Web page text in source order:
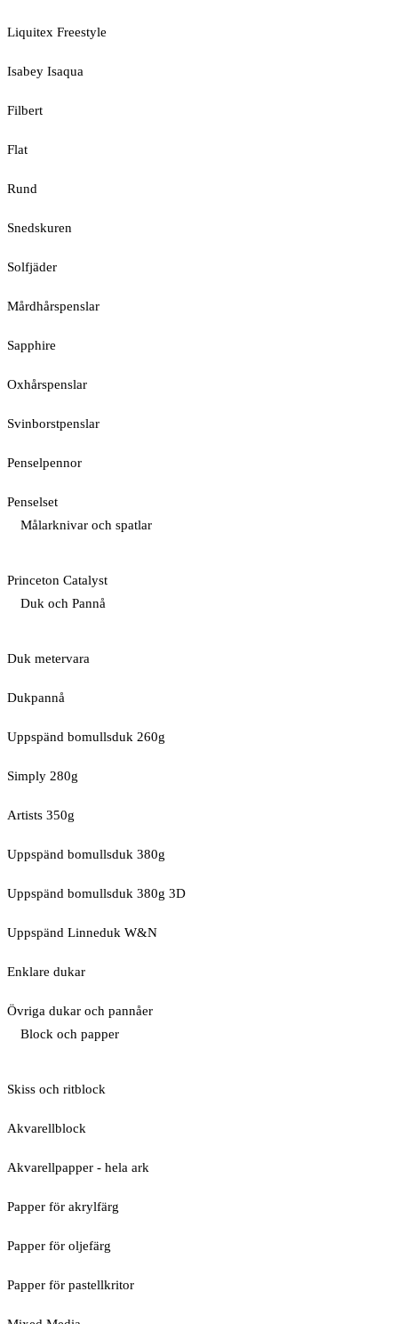
Liquitex Freestyle
Isabey Isaqua
Filbert
Flat
Rund
Snedskuren
Solfjäder
Mårdhårspenslar
Sapphire
Oxhårspenslar
Svinborstpenslar
Penselpennor
Penselset
Målarknivar och spatlar
Princeton Catalyst
Duk och Pannå
Duk metervara
Dukpannå
Uppspänd bomullsduk 260g
Simply 280g
Artists 350g
Uppspänd bomullsduk 380g
Uppspänd bomullsduk 380g 3D
Uppspänd Linneduk W&N
Enklare dukar
Övriga dukar och pannåer
Block och papper
Skiss och ritblock
Akvarellblock
Akvarellpapper - hela ark
Papper för akrylfärg
Papper för oljefärg
Papper för pastellkritor